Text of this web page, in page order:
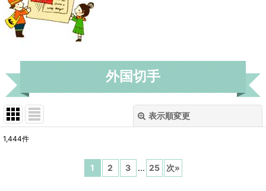
外国切手
表示順変更
1,444件
1 2 3 ... 25 次»